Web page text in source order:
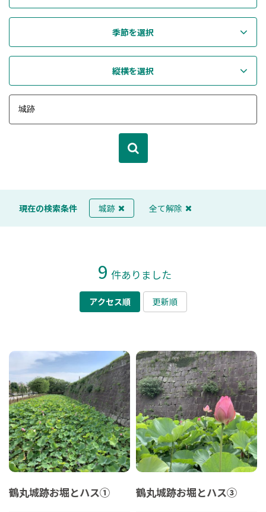
季節を選択
縦横を選択
現在の検索条件 城跡 全て解除
9 件ありました
アクセス順 更新順
鶴丸城跡お堀とハス① 鶴丸城跡お堀とハス③